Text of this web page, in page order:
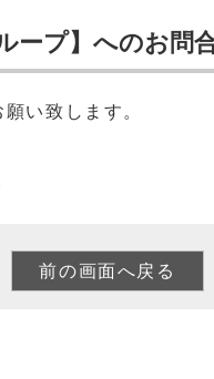
ープ】へのお問
い致します。